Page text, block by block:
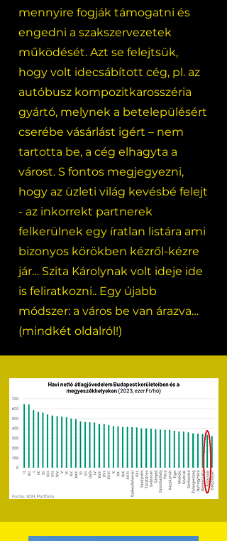
mennyire fogják támogatni és
engedni a szakszervezetek
működését. Azt se felejtsük,
hogy volt idecsábított cég, pl. az
autóbusz kompozitkarosszéria
gyártó, melynek a betelepülésért
cserébe vásárlást igért – nem
tartotta be, a cég elhagyta a
várost. S fontos megjegyezni,
hogy az üzleti világ kevésbé felejt
- az inkorrekt partnerek
felkerülnek egy íratlan listára ami
bizonyos körökben kézről-kézre
jár… Szita Károlynak volt ideje ide
is feliratkozni.. Egy újabb
módszer: a város be van árazva…
(mindkét oldalról!)